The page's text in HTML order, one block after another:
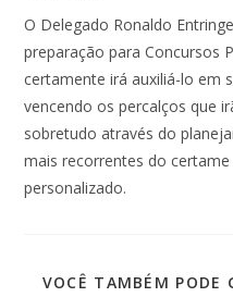
O Delegado Ronaldo
preparação para Concursos
certamente irá auxiliá-lo em
vencendo os percalços que
sobretudo através do
mais recorrentes do
personalizado.
VOCÊ TAMBÉM PODE